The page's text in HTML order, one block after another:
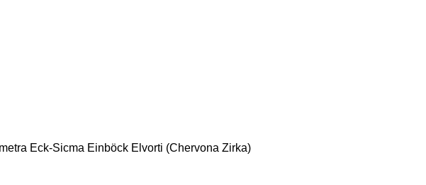
Eck-Sicma Einböck Elvorti (Chervona Zirka)